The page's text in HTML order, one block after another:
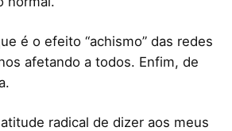
é o efeito “achismo” das redes
afetando a todos. Enfim, de
radical de dizer aos meus